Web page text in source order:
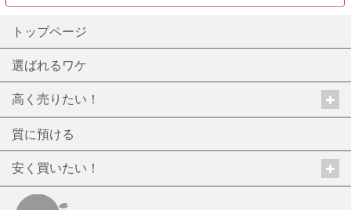
トップページ
選ばれるワケ
高く売りたい！
質に預ける
安く買いたい！